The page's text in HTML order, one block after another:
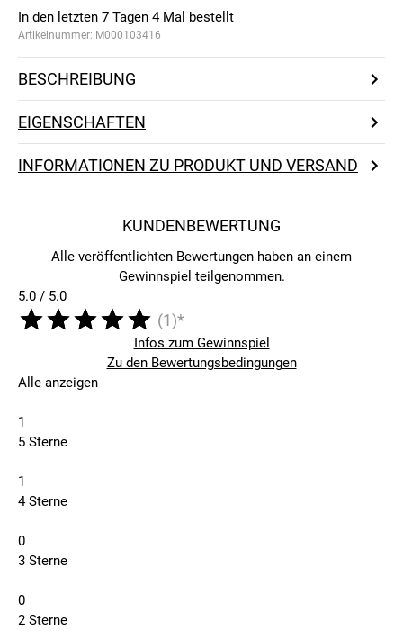
In den letzten 7 Tagen 4Mal bestellt
Artikelnummer: M000103416
BESCHREIBUNG
EIGENSCHAFTEN
INFORMATIONEN ZU PRODUKT UND VERSAND
KUNDENBEWERTUNG
Alle veröffentlichten Bewertungen haben an einem
Gewinnspiel teilgenommen.
5.0 / 5.0
(1)*
Infos zum Gewinnspiel
Zu den Bewertungsbedingungen
Alle anzeigen
1
5 Sterne
1
4 Sterne
0
3 Sterne
0
2 Sterne